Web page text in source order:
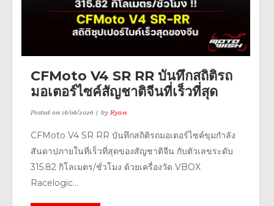
CFMoto V4 SR RR บันทึกสถิติรถ
มอเตอร์ไซค์สัญชาติจีนที่เร็วที่สุด
Posted on16/06/2026 byRyan
CFMoto V4 SR RR บันทึกสถิติรถมอเตอร์ไซค์ขุมกำลัง
สันดาปภายในที่เร็วที่สุดของสัญชาติจีน กับตัวเลขระดับ
315.82 กิโลเมตร/ชั่วโมง ด้วยเครื่องวัด VBOX
Racelogic...